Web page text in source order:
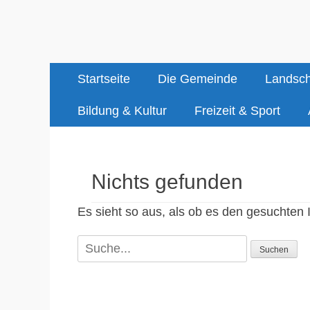
Erstes
Zum
Startseite Die Gemeinde
Bildung & Kultur Freizeit & Sport
Nichts gefunden
Es sieht so aus, als ob es den
Suche
für: